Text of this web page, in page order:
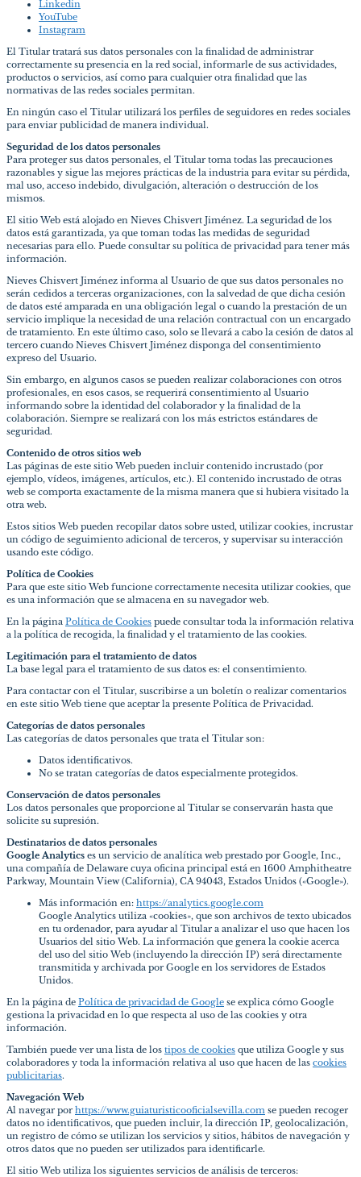
Linkedin
YouTube
Instagram
El Titular tratará sus datos personales con la finalidad de administrar
correctamente su presencia en la red social, informarle de sus actividades,
productos o servicios, así como para cualquier otra finalidad que las
normativas de las redes sociales permitan.
En ningún caso el Titular utilizará los perfiles de seguidores en redes sociales
para enviar publicidad de manera individual.
Seguridad de los datos personales
Para proteger sus datos personales, el Titular toma todas las precauciones
razonables y sigue las mejores prácticas de la industria para evitar su pérdida,
mal uso, acceso indebido, divulgación, alteración o destrucción de los
mismos.
El sitio Web está alojado en Nieves Chisvert Jiménez. La seguridad de los
datos está garantizada, ya que toman todas las medidas de seguridad
necesarias para ello. Puede consultar su política de privacidad para tener más
información.
Nieves Chisvert Jiménez informa al Usuario de que sus datos personales no
serán cedidos a terceras organizaciones, con la salvedad de que dicha cesión
de datos esté amparada en una obligación legal o cuando la prestación de un
servicio implique la necesidad de una relación contractual con un encargado
de tratamiento. En este último caso, solo se llevará a cabo la cesión de datos al
tercero cuando Nieves Chisvert Jiménez disponga del consentimiento
expreso del Usuario.
Sin embargo, en algunos casos se pueden realizar colaboraciones con otros
profesionales, en esos casos, se requerirá consentimiento al Usuario
informando sobre la identidad del colaborador y la finalidad de la
colaboración. Siempre se realizará con los más estrictos estándares de
seguridad.
Contenido de otros sitios web
Las páginas de este sitio Web pueden incluir contenido incrustado (por
ejemplo, vídeos, imágenes, artículos, etc.). El contenido incrustado de otras
web se comporta exactamente de la misma manera que si hubiera visitado la
otra web.
Estos sitios Web pueden recopilar datos sobre usted, utilizar cookies, incrustar
un código de seguimiento adicional de terceros, y supervisar su interacción
usando este código.
Política de Cookies
Para que este sitio Web funcione correctamente necesita utilizar cookies, que
es una información que se almacena en su navegador web.
En la página Política de Cookies puede consultar toda la información relativa
a la política de recogida, la finalidad y el tratamiento de las cookies.
Legitimación para el tratamiento de datos
La base legal para el tratamiento de sus datos es: el consentimiento.
Para contactar con el Titular, suscribirse a un boletín o realizar comentarios
en este sitio Web tiene que aceptar la presente Política de Privacidad.
Categorías de datos personales
Las categorías de datos personales que trata el Titular son:
Datos identificativos.
No se tratan categorías de datos especialmente protegidos.
Conservación de datos personales
Los datos personales que proporcione al Titular se conservarán hasta que
solicite su supresión.
Destinatarios de datos personales
Google Analytics es un servicio de analítica web prestado por Google, Inc.,
una compañía de Delaware cuya oficina principal está en 1600 Amphitheatre
Parkway, Mountain View (California), CA 94043, Estados Unidos («Google»).
Más información en: https://analytics.google.com
Google Analytics utiliza «cookies», que son archivos de texto ubicados
en tu ordenador, para ayudar al Titular a analizar el uso que hacen los
Usuarios del sitio Web. La información que genera la cookie acerca
del uso del sitio Web (incluyendo la dirección IP) será directamente
transmitida y archivada por Google en los servidores de Estados
Unidos.
En la página de Política de privacidad de Google se explica cómo Google
gestiona la privacidad en lo que respecta al uso de las cookies y otra
información.
También puede ver una lista de los tipos de cookies que utiliza Google y sus
colaboradores y toda la información relativa al uso que hacen de las cookies
publicitarias.
Navegación Web
Al navegar por https://www.guiaturisticooficialsevilla.com se pueden recoger
datos no identificativos, que pueden incluir, la dirección IP, geolocalización,
un registro de cómo se utilizan los servicios y sitios, hábitos de navegación y
otros datos que no pueden ser utilizados para identificarle.
El sitio Web utiliza los siguientes servicios de análisis de terceros: